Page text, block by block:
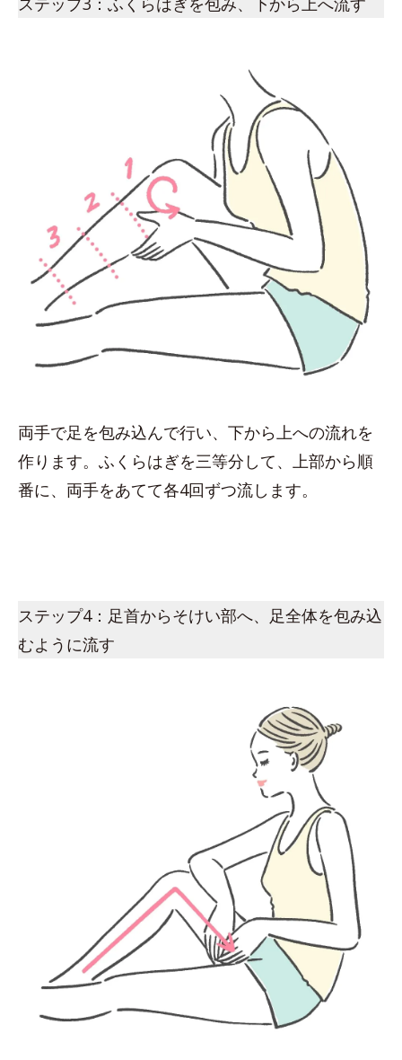
両手で足を包み込んで行い、下から上への流れを
作ります。ふくらはぎを三等分して、上部から順
番に、両手をあてて各4回ずつ流します。
ステップ4：足首からそけい部へ、足全体を包み込
むように流す